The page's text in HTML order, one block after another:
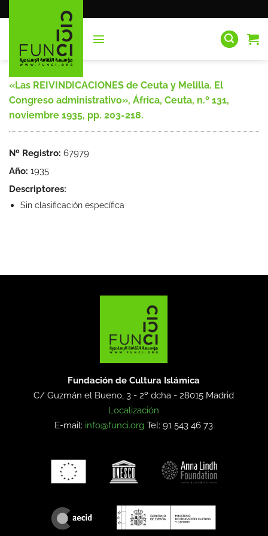
al
«Las REIVINDICACIONES de Ceuta y Melilla. El
Congreso administrativo», África, Ceuta, n.º 131,
noviembre 1935, pp. 203-218.
Nº Registro: 67979
Año: 1935
Descriptores:
Sin clasificación específica
Fundación de Cultura Islámica
C/ Guzmán el Bueno, 3 - 2º dcha -28015 Madrid
Localización
E-mail: info@funci.org Tel: 91 543 46 73